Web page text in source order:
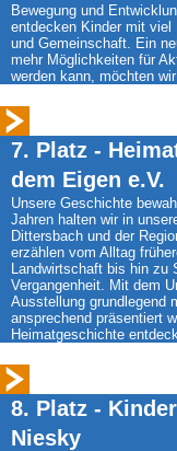
Bewegung und
entdecken Kinder mit viel
und Gemeinschaft. Ein
mehr Möglichkeiten für
werden kann, möchten
7. Platz -
dem Eigen e.V.
Unsere Geschichte
Jahren halten wir in
Dittersbach und der
erzählen vom Alltag
Landwirtschaft bis hin
Vergangenheit. Mit dem
Ausstellung grundlegend
ansprechend präsentiert
Heimatgeschichte
8. Platz -
Niesky